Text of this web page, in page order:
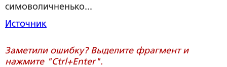
симоволичненько...
Источник
Заметили ошибку? Выделите фрагмент и
нажмите "Ctrl+Enter".